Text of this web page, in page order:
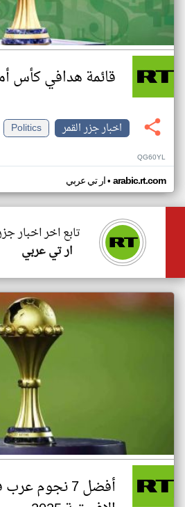
قائمة هدافي كأس أمم
اخبار جزر القمر
Politics
QG60YL
ار تي عربي• arabic.rt.com
تابع اخر اخبار
ار تي عربي
أفضل 7 نجوم